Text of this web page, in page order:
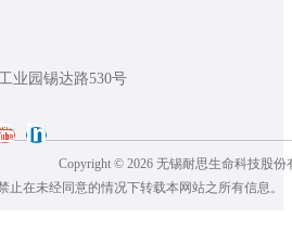
业园锡达路530号
Copyright © 2026 无锡耐思生命科技股份
止在未经同意的情况下转载本网站之所有信息。